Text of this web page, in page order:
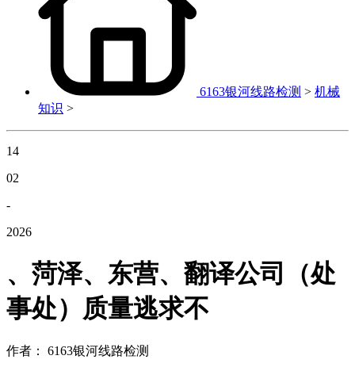
6163银河线路检测 > 机械
知识 >
14
02
-
2026
、菏泽、东营、翻译公司（处
事处）质量逃求不
作者： 6163银河线路检测